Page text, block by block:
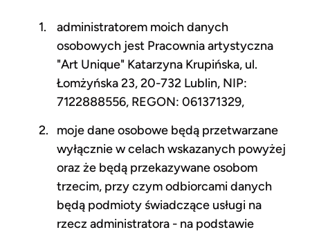
administratorem moich danych
osobowych jest Pracownia artystyczna
"Art Unique" Katarzyna Krupińska, ul.
Łomżyńska 23, 20-732 Lublin, NIP:
7122888556, REGON: 061371329,
moje dane osobowe będą przetwarzane
wyłącznie w celach wskazanych powyżej
oraz że będą przekazywane osobom
trzecim, przy czym odbiorcami danych
będą podmioty świadczące usługi na
rzecz administratora - na podstawie